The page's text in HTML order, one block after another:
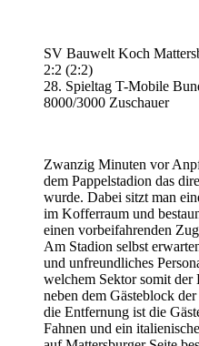
SV Bauwelt Koch
2:2 (2:2)
28. Spieltag T-Mobile
8000/3000 Zuschauer
Zwanzig Minuten vor
dem Pappelstadion das
wurde. Dabei sitzt man
im Kofferraum und
einen vorbeifahrenden
Am Stadion selbst
und unfreundliches
welchem Sektor somit der
neben dem Gästeblock
die Entfernung ist die
Fahnen und ein